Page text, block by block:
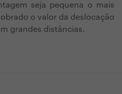
seja pequena o mais
o valor da deslocação
grandes distâncias.